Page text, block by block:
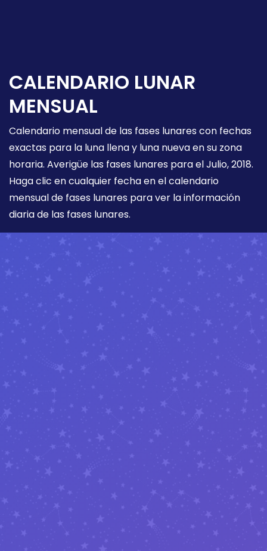
CALENDARIO LUNAR
MENSUAL
Calendario mensual de las fases lunares con fechas
exactas para la luna llena y luna nueva en su zona
horaria. Averigüe las fases lunares para el Julio, 2018.
Haga clic en cualquier fecha en el calendario
mensual de fases lunares para ver la información
diaria de las fases lunares.